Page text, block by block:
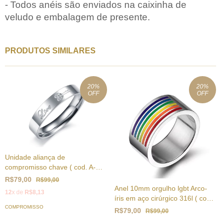
- Todos anéis são enviados na caixinha de
veludo e embalagem de presente.
PRODUTOS SIMILARES
20%
OFF
Unidade aliança de
compromisso chave ( cod. A-
002 )
R$79,00
R$99,00
12x de R$8,13
COMPROMISSO
20%
OFF
Anel 10mm orgulho lgbt Arco-
íris em aço cirúrgico 316l ( cod.
PR-006)
R$79,00
R$99,00